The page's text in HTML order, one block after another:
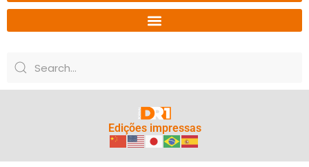
Edições impressas